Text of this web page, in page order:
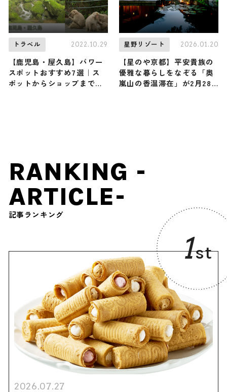
トラベル 2022.10.29
【鹿児島・屋久島】パワー
スポットおすすめ7選｜ス
ポットからショップまでご
星野リゾート 2026.01.20
【星のや京都】平安貴族の
優雅な暮らしをなぞる「奥
嵐山の香温滞在」が2月28
RANKING -
ARTICLE-
記事ランキング
1st
2026.07.27